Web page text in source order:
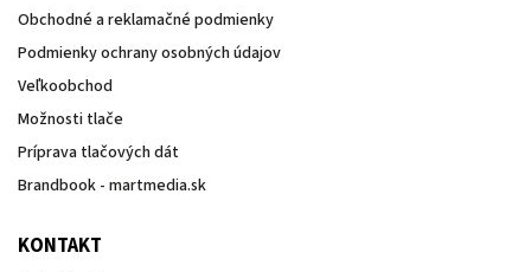
Obchodné a reklamačné podmienky
Podmienky ochrany osobných údajov
Veľkoobchod
Možnosti tlače
Príprava tlačových dát
Brandbook - martmedia.sk
KONTAKT